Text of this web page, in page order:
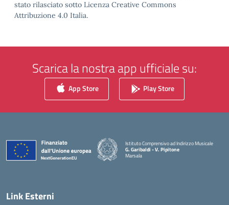
stato rilasciato sotto Licenza Creative Commons
Attribuzione 4.0 Italia.
Scarica la nostra app ufficiale su:
App Store Play Store
Istituto Comprensivo ad Indirizzo Musicale
G. Garibaldi - V. Pipitone
Marsala
Link Esterni